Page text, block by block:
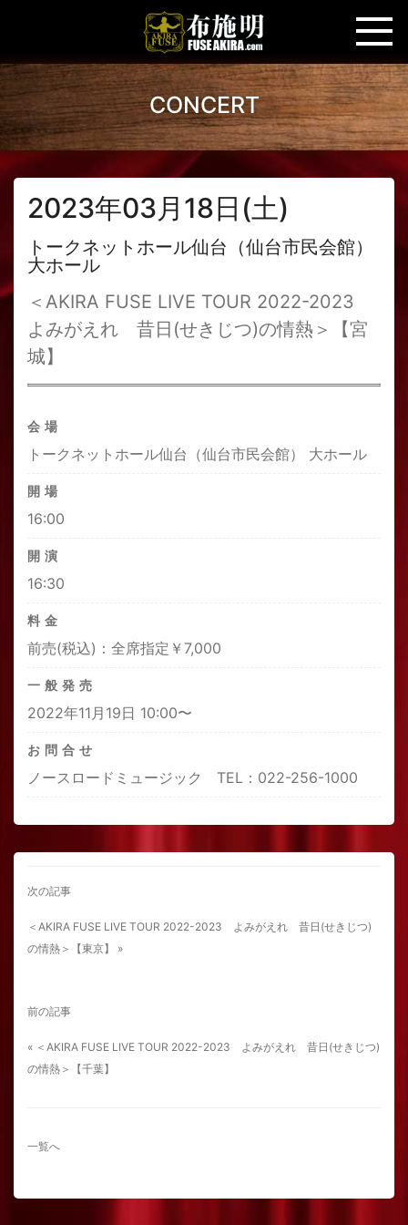
CONCERT
2023年03月18日(土)
トークネットホール仙台（仙台市民会館）
大ホール
＜AKIRA FUSE LIVE TOUR 2022-2023
よみがえれ 昔日(せきじつ)の情熱＞【宮
城】
会場
トークネットホール仙台（仙台市民会館） 大ホール
開場
16:00
開演
16:30
料金
前売(税込)：全席指定￥7,000
一般発売
2022年11月19日 10:00〜
お問合せ
ノースロードミュージック TEL：022-256-1000
前の記事
« ＜AKIRA FUSE LIVE TOUR 2022-2023 よみがえれ 昔日(せきじつ)
の情熱＞【千葉】
一覧へ
次の記事
＜AKIRA FUSE LIVE TOUR 2022-2023 よみがえれ 昔日(せきじつ)
の情熱＞【東京】 »